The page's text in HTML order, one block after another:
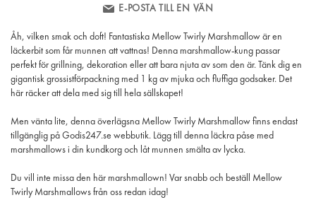
E-POSTA TILL EN VÄN
Åh, vilken smak och doft! Fantastiska Mellow Twirly Marshmallow är en
läckerbit som får munnen att vattnas! Denna marshmallow-kung passar
perfekt för grillning, dekoration eller att bara njuta av som den är. Tänk dig en
gigantisk grossistförpackning med 1 kg av mjuka och fluffiga godsaker. Det
här räcker att dela med sig till hela sällskapet!
Men vänta lite, denna överlägsna Mellow Twirly Marshmallow finns endast
tillgänglig på Godis247.se webbutik. Lägg till denna läckra påse med
marshmallows i din kundkorg och låt munnen smälta av lycka.
Du vill inte missa den här marshmallown! Var snabb och beställ Mellow
Twirly Marshmallows från oss redan idag!